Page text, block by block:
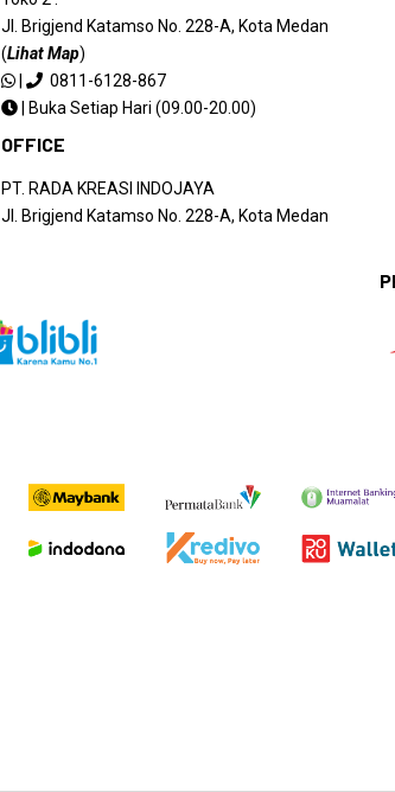
Jl. Brigjend Katamso No. 228-A, Kota Medan
(Lihat Map)
|
0811-6128-867
|
Buka Setiap Hari (09.00-20.00)
OFFICE
PT. RADA KREASI INDOJAYA
Jl. Brigjend Katamso No. 228-A, Kota Medan